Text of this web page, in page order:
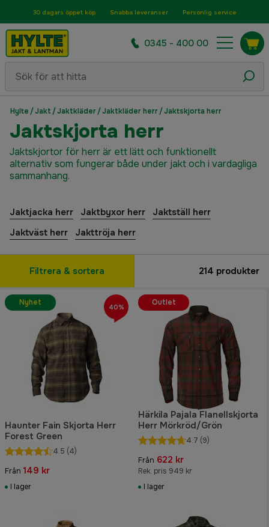
30 dagars öppet köp Snabba leveranser Personlig service
0345 - 400 00
Hylte /Jakt /Jaktkläder/Jaktkläder herr/Jaktskjorta herr
Jaktskjorta herr
Jaktskjortor för herr är ett lätt och funktionellt
alternativ som fungerar både under jakt och i vardagliga
sammanhang.
Jaktjacka herr Jaktbyxor herr
Jaktställ herr
Jaktväst herr
Jakttröja herr
Filtrera & sortera 214 produkter
Haunter Fain Skjorta Herr
Forest Green
4.5 (4)
Från 149 kr
I lager
Nyhet 40%
Härkila Pajala Flanellskjorta
Herr Mörkröd/Grön
4.7 (9)
Från 622 kr
Rek. pris 949 kr
I lager
Outlet